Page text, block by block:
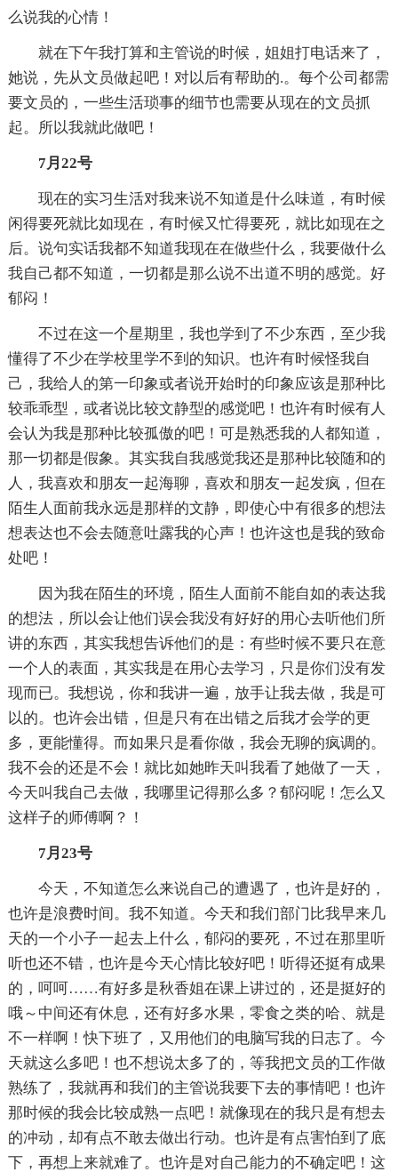
么说我的心情！
就在下午我打算和主管说的时候，姐姐打电话来了，
她说，先从文员做起吧！对以后有帮助的.。每个公司都需
要文员的，一些生活琐事的细节也需要从现在的文员抓
起。所以我就此做吧！
7月22号
现在的实习生活对我来说不知道是什么味道，有时候
闲得要死就比如现在，有时候又忙得要死，就比如现在之
后。说句实话我都不知道我现在在做些什么，我要做什么
我自己都不知道，一切都是那么说不出道不明的感觉。好
郁闷！
不过在这一个星期里，我也学到了不少东西，至少我
懂得了不少在学校里学不到的知识。也许有时候怪我自
己，我给人的第一印象或者说开始时的印象应该是那种比
较乖乖型，或者说比较文静型的感觉吧！也许有时候有人
会认为我是那种比较孤傲的吧！可是熟悉我的人都知道，
那一切都是假象。其实我自我感觉我还是那种比较随和的
人，我喜欢和朋友一起海聊，喜欢和朋友一起发疯，但在
陌生人面前我永远是那样的文静，即使心中有很多的想法
想表达也不会去随意吐露我的心声！也许这也是我的致命
处吧！
因为我在陌生的环境，陌生人面前不能自如的表达我
的想法，所以会让他们误会我没有好好的用心去听他们所
讲的东西，其实我想告诉他们的是：有些时候不要只在意
一个人的表面，其实我是在用心去学习，只是你们没有发
现而已。我想说，你和我讲一遍，放手让我去做，我是可
以的。也许会出错，但是只有在出错之后我才会学的更
多，更能懂得。而如果只是看你做，我会无聊的疯调的。
我不会的还是不会！就比如她昨天叫我看了她做了一天，
今天叫我自己去做，我哪里记得那么多？郁闷呢！怎么又
这样子的师傅啊？！
7月23号
今天，不知道怎么来说自己的遭遇了，也许是好的，
也许是浪费时间。我不知道。今天和我们部门比我早来几
天的一个小子一起去上什么，郁闷的要死，不过在那里听
听也还不错，也许是今天心情比较好吧！听得还挺有成果
的，呵呵……有好多是秋香姐在课上讲过的，还是挺好的
哦～中间还有休息，还有好多水果，零食之类的哈、就是
不一样啊！快下班了，又用他们的电脑写我的日志了。今
天就这么多吧！也不想说太多了的，等我把文员的工作做
熟练了，我就再和我们的主管说我要下去的事情吧！也许
那时候的我会比较成熟一点吧！就像现在的我只是有想去
的冲动，却有点不敢去做出行动。也许是有点害怕到了底
下，再想上来就难了。也许是对自己能力的不确定吧！这